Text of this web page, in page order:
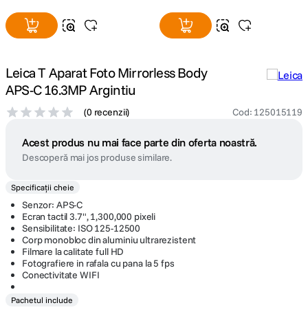
Leica T Aparat Foto Mirrorless Body
APS-C 16.3MP Argintiu
(0 recenzii) Cod: 125015119
Acest produs nu mai face parte din oferta noastră.
Descoperă mai jos produse similare.
Specificații cheie
Senzor: APS-C
Ecran tactil 3.7", 1,300,000 pixeli
Sensibilitate: ISO 125-12500
Corp monobloc din aluminiu ultrarezistent
Filmare la calitate full HD
Fotografiere in rafala cu pana la 5 fps
Conectivitate WIFI
Pachetul include